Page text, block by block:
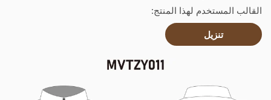
القالب المستخدم لهذا المنتج:
تنزيل